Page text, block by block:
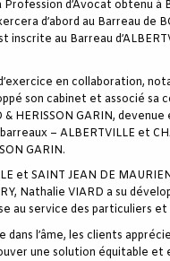
d’Avocat obtenu à
d’abord au Barreau de
inscrite au Barreau
en collaboration,
son cabinet et associé sa
HERISSON GARIN, devenue
– ALBERTVILLE et
GARIN.
et SAINT JEAN DE
Nathalie VIARD a su
au service des particuliers et
l’âme, les clients
une solution équitable et